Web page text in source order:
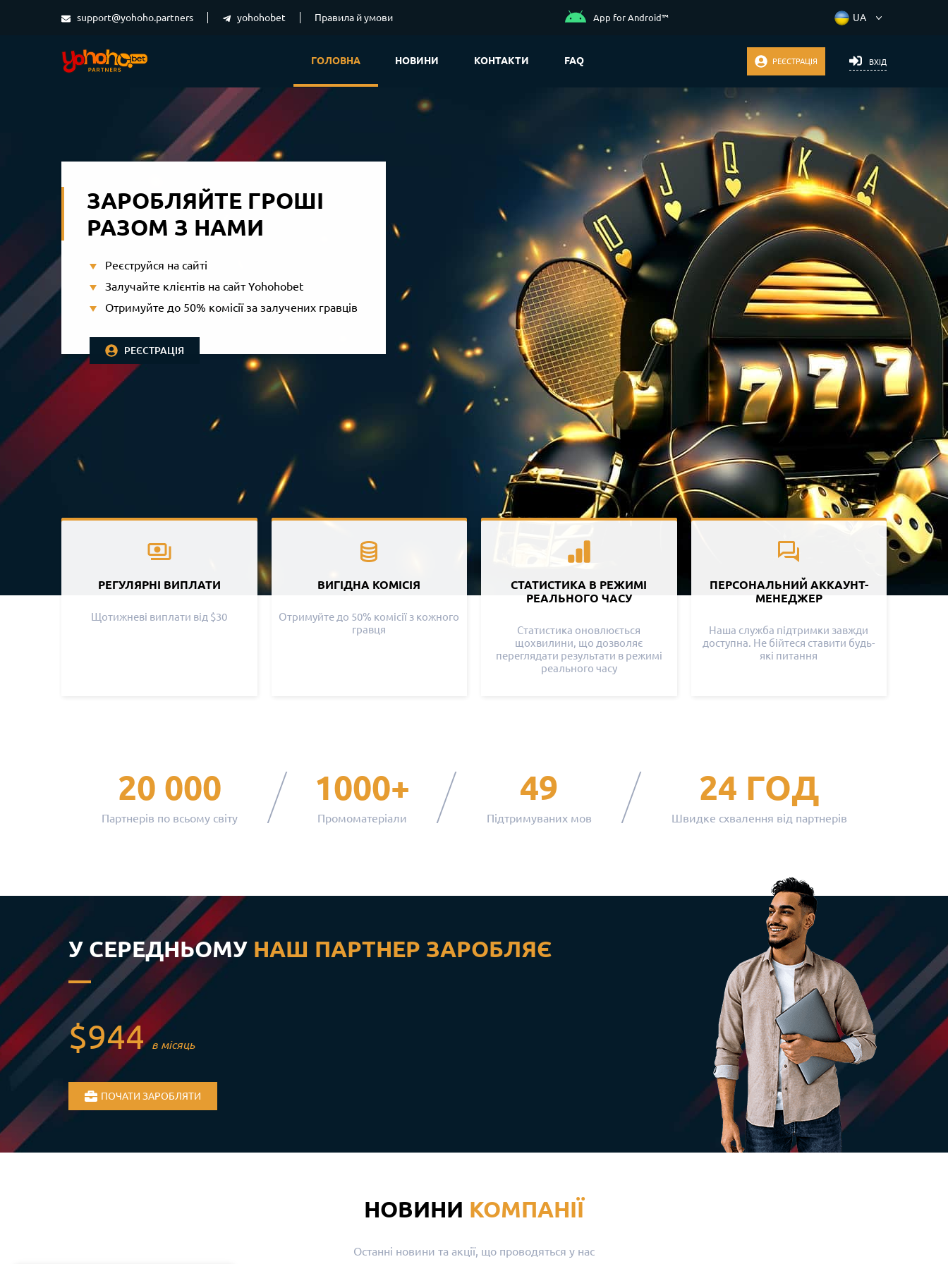
support@yohoho.partners yohohobet Правила й умови App for Android™
ГОЛОВНА НОВИНИ КОНТАКТИ FAQ РЕЄСТРАЦІЯ ВХІД
ЗАРОБЛЯЙТЕ ГРОШІ
РАЗОМ З НАМИ
Реєструйся на сайті
Залучайте клієнтів на сайт Yohohobet
Отримуйте до 50% комісії за залучених гравців
РЕЄСТРАЦІЯ
РЕГУЛЯРНІ ВИПЛАТИ
Щотижневі виплати від $30
ВИГІДНА КОМІСІЯ
Отримуйте до 50% комісії з кожного
гравця
СТАТИСТИКА В РЕЖИМІ
РЕАЛЬНОГО ЧАСУ
Статистика оновлюється
щохвилини, що дозволяє
переглядати результати в режимі
реального часу
ПЕРСОНАЛЬНИЙ АККАУНТ-
МЕНЕДЖЕР
Наша служба підтримки завжди
доступна. Не бійтеся ставити будь-
які питання
20 000
Партнерів по всьому світу
1000+
Промоматеріали
49
Підтримуваних мов
24 ГОД
Швидке схвалення від партнерів
У СЕРЕДНЬОМУ НАШ ПАРТНЕР ЗАРОБЛЯЄ
$944 в місяць
ПОЧАТИ ЗАРОБЛЯТИ
НОВИНИ КОМПАНІЇ
Останні новини та акції, що проводяться у нас